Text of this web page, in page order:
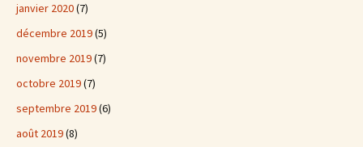
janvier 2020(7)
décembre 2019(5)
novembre 2019(7)
octobre 2019(7)
septembre 2019(6)
août 2019(8)